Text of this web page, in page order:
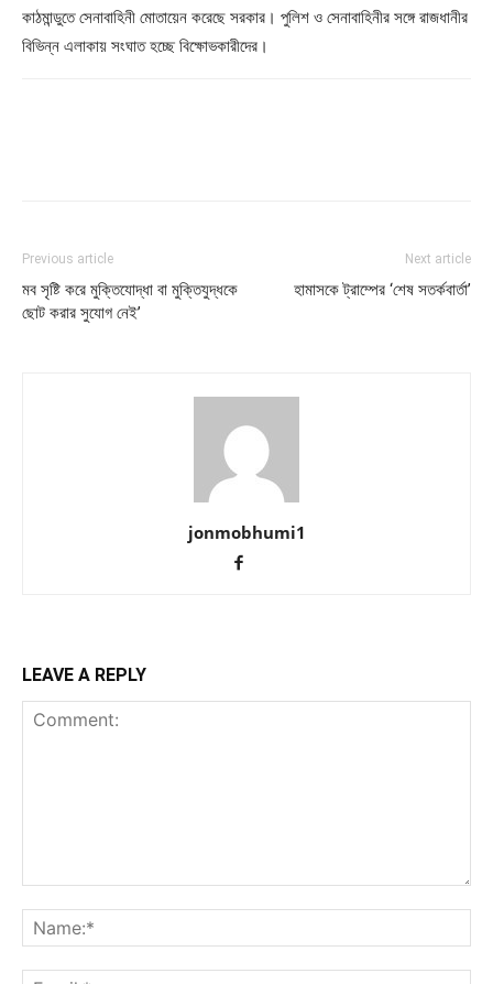
কাঠমান্ডুতে সেনাবাহিনী মোতায়েন করেছে সরকার। পুলিশ ও সেনাবাহিনীর সঙ্গে রাজধানীর
বিভিন্ন এলাকায় সংঘাত হচ্ছে বিক্ষোভকারীদের।
Previous article
মব সৃষ্টি করে মুক্তিযোদ্ধা বা মুক্তিযুদ্ধকে
ছোট করার সুযোগ নেই’
Next article
হামাসকে ট্রাম্পের ‘শেষ সতর্কবার্তা’
jonmobhumi1
LEAVE A REPLY